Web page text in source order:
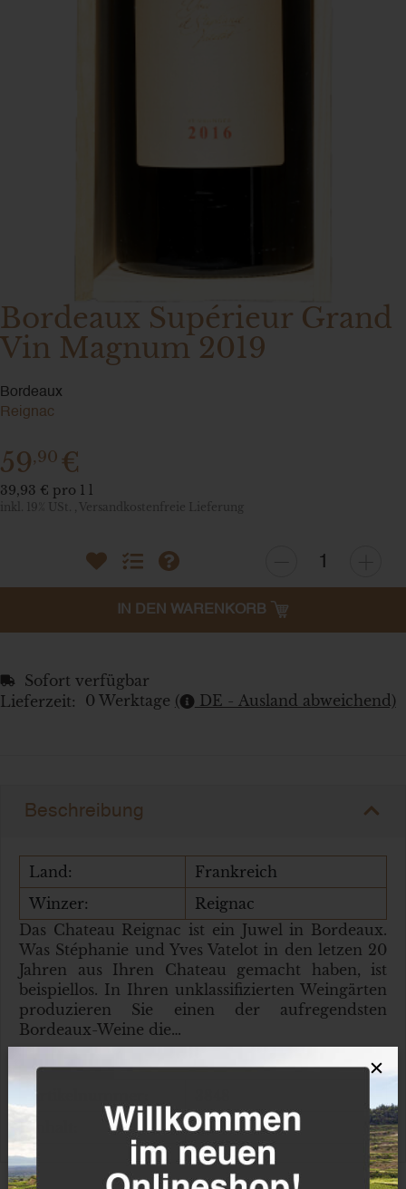
Bordeaux Supérieur Grand
Vin Magnum 2019
Bordeaux
Reignac
59,90 €
39,93 € pro 1 l
inkl. 19% USt. , Versandkostenfreie Lieferung
IN DEN WARENKORB
Sofort verfügbar
Lieferzeit:
0 Werktage ( DE - Ausland abweichend)
Wunschzettel
Vergleichsliste
Frage zum Artikel
Beschreibung
Land:
Frankreich
Winzer:
Reignac
Das Chateau Reignac ist ein Juwel in Bordeaux.
Was Stéphanie und Yves Vatelot in den letzen 20
Jahren aus Ihren Chateau gemacht haben, ist
beispiellos. In Ihren unklassifizierten Weingärten
produzieren Sie einen der aufregendsten
Bordeaux-Weine die…
Weiter lesen
1,50 l
×